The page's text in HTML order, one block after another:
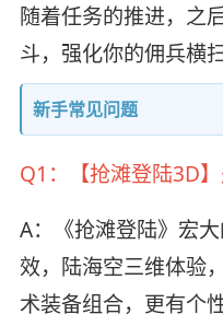
随着任务的推进，之
斗，强化你的佣兵横
新手常见问题
Q1：【抢滩登陆3D
A：《抢滩登陆》宏
效，陆海空三维体验
术装备组合，更有个